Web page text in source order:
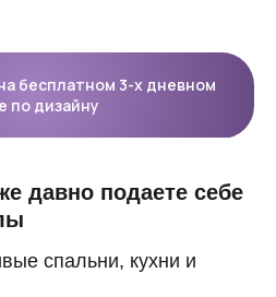
бесплатном 3-х дневном
по дизайну
давно подаете себе
спальни, кухни и